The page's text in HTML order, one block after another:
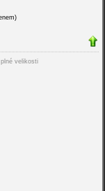
velikosti